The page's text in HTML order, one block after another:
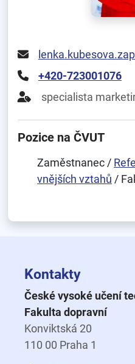
+420-723001076
specialista
Pozice na ČVUT
Zaměstnanec /
vnějších vztahů /
Kontakty
České vysoké učení
Fakulta dopravní
Konviktská 20
110 00 Praha 1